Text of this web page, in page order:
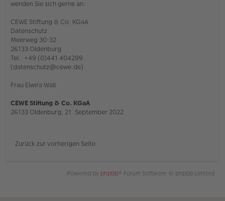
wenden Sie sich gerne an:
CEWE Stiftung & Co. KGaA
Datenschutz
Meerweg 30-32
26133 Oldenburg
Tel.: +49 (0)441 404299
(datenschutz@cewe.de)
Frau Elwira Wall
CEWE Stiftung & Co. KGaA
26133 Oldenburg, 21. September 2022
Zurück zur vorherigen Seite
Powered by phpBB® Forum Software © phpBB Limited